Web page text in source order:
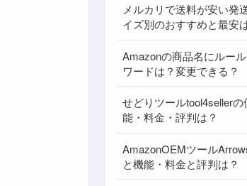
メルカリで送料が安い発
イズ別のおすすめと最安
Amazonの商品名にルー
ワードは？変更できる？
せどりツールtool4seller
能・料金・評判は？
AmazonOEMツール
と機能・料金と評判は？